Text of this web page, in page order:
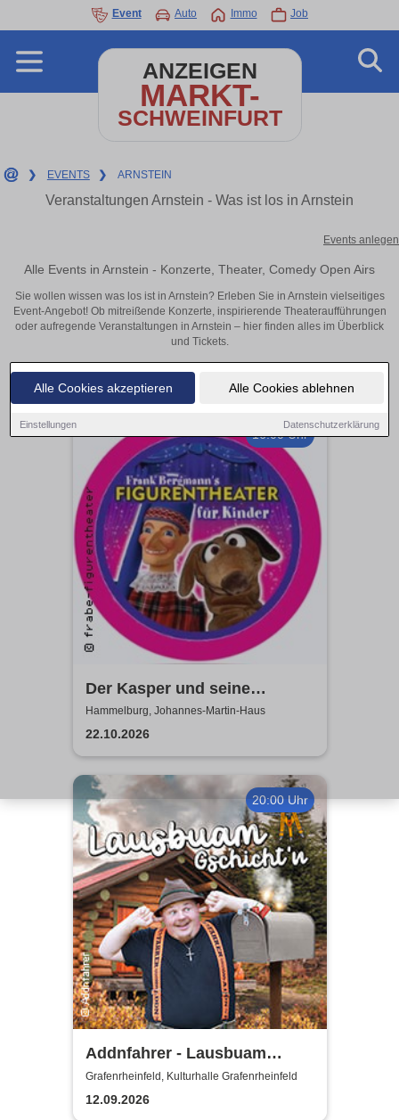
Alle Cookies akzeptieren Alle Cookies ablehnen
Einstellungen Datenschutzerklärung
Event Auto Immo Job
ANZEIGEN
MARKT-
SCHWEINFURT
❯ EVENTS ❯ ARNSTEIN
Veranstaltungen Arnstein - Was ist los in Arnstein
Events anlegen
Alle Events in Arnstein - Konzerte, Theater, Comedy Open Airs
Sie wollen wissen was los ist in Arnstein? Erleben Sie in Arnstein vielseitiges
Event-Angebot! Ob mitreißende Konzerte, inspirierende Theateraufführungen
oder aufregende Veranstaltungen in Arnstein – hier finden alles im Überblick
und Tickets.
16:00 Uhr
Der Kasper und seine
Freunde kommen zu euch!
frabe-figurentheater
Hammelburg, Johannes-Martin-Haus
22.10.2026
20:00 Uhr
Addnfahrer - Lausbuam
Gschicht'n
Grafenrheinfeld, Kulturhalle Grafenrheinfeld
12.09.2026